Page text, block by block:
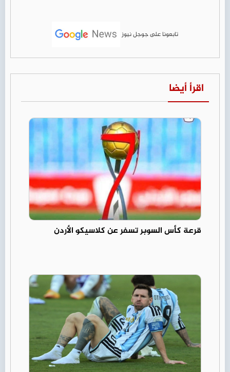
تابعونا على جوجل نيوز
اقرأ أيضا
قرعة كأس السوبر تسفر عن كلاسيكو الأردن